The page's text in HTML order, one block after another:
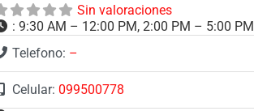
Sin valoraciones
:9:30 AM – 12:00 PM, 2:00 PM – 5:00 PM
Telefono: –
Celular: 099500778